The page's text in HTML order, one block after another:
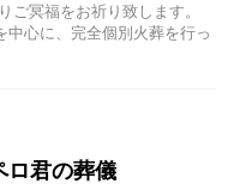
ご冥福をお祈り致します。
中心に、完全個別火葬を行っ
ロ君の葬儀